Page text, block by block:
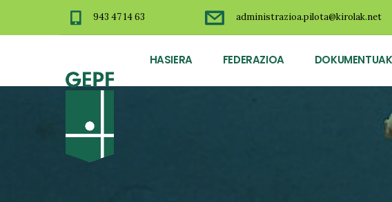
943 47 14 63 administrazioa.pilota@kirolak.net
HASIERA FEDERAZIOA DOKUMENTUAK